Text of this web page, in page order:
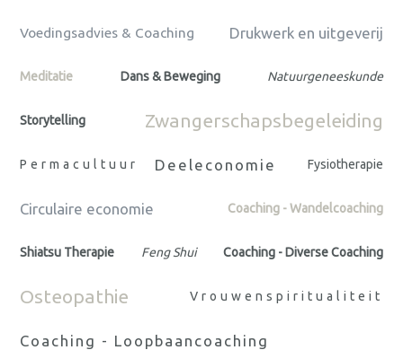
Voedingsadvies & Coaching Drukwerk en uitgeverij
Meditatie Dans & Beweging Natuurgeneeskunde
Storytelling Zwangerschapsbegeleiding
Permacultuur Deeleconomie Fysiotherapie
Circulaire economie Coaching - Wandelcoaching
Shiatsu Therapie Feng Shui Coaching - Diverse Coaching
Osteopathie Vrouwenspiritualiteit
Coaching - Loopbaancoaching